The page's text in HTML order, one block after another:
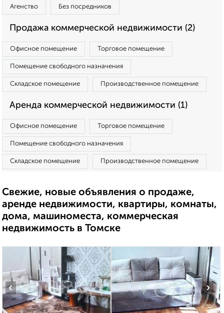
Агенство Без посредников
Продажа коммерческой недвижимости (2)
Офисное помещение Торговое помещение
Помещение свободного назначения
Складское помещение Производственное помещение
Аренда коммерческой недвижимости (1)
Офисное помещение Торговое помещение
Помещение свободного назначения
Складское помещение Производственное помещение
Свежие, новые объявления о продаже,
аренде недвижимости, квартиры, комнаты,
дома, машиноместа, коммерческая
недвижимость в Томске
‹ ›